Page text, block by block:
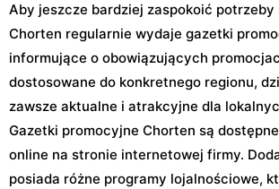
Aby jeszcze bardziej zaspokoić potrzeby
Chorten regularnie wydaje gazetki
informujące o obowiązujących
dostosowane do konkretnego regionu,
zawsze aktualne i atrakcyjne dla
Gazetki promocyjne Chorten są
online na stronie internetowej firmy.
posiada różne programy lojalnościowe,